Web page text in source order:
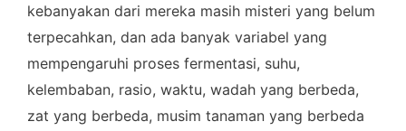
kebanyakan dari mereka masih misteri yang belum
terpecahkan, dan ada banyak variabel yang
mempengaruhi proses fermentasi, suhu,
kelembaban, rasio, waktu, wadah yang berbeda,
zat yang berbeda, musim tanaman yang berbeda